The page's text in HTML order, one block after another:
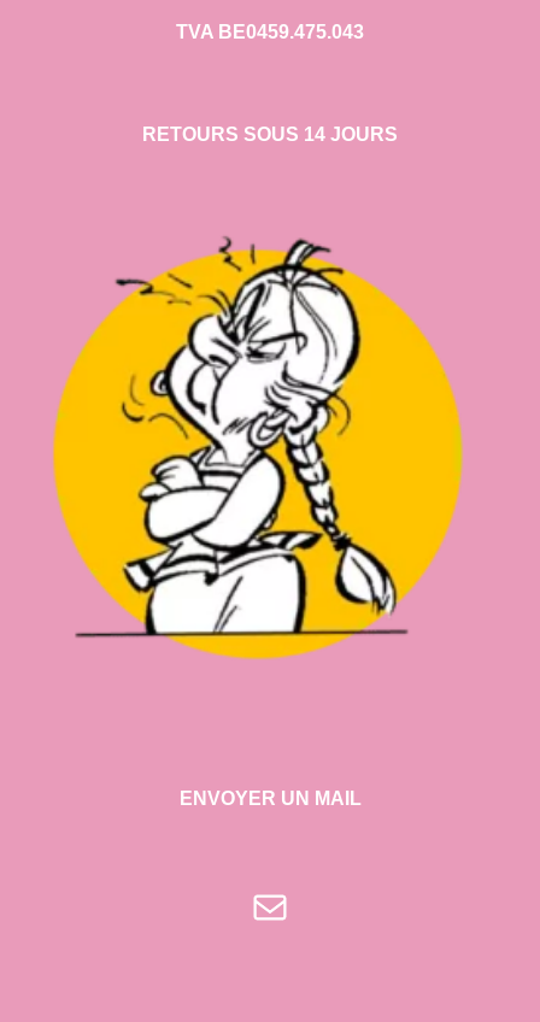
TVA BE0459.475.043
RETOURS SOUS 14 JOURS
ENVOYER UN MAIL
E-mail